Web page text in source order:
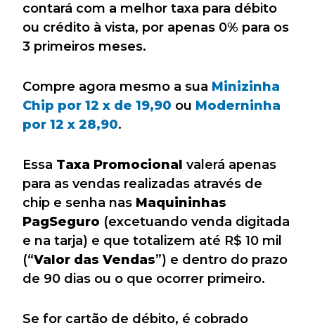
contará com a melhor taxa para débito
ou crédito à vista, por apenas 0% para os
3 primeiros meses.
Compre agora mesmo a sua Minizinha
Chip por 12 x de 19,90 ou Moderninha
por 12 x 28,90.
Essa Taxa Promocional valerá apenas
para as vendas realizadas através de
chip e senha nas Maquininhas
PagSeguro (excetuando venda digitada
e na tarja) e que totalizem até R$ 10 mil
(“Valor das Vendas”) e dentro do prazo
de 90 dias ou o que ocorrer primeiro.
Se for cartão de débito, é cobrado